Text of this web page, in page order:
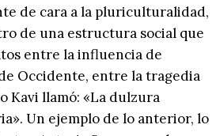
de cara a la pluriculturalidad,
de una estructura social que
entre la influencia de
Occidente, entre la tragedia
Kavi llamó: «La dulzura
Un ejemplo de lo anterior, lo